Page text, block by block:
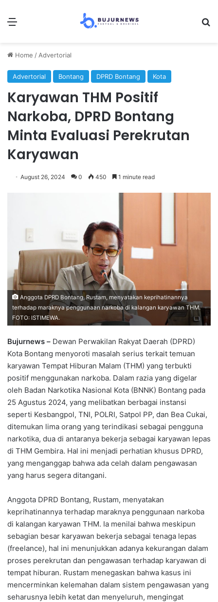
Menu
Home / Advertorial
Advertorial Bontang DPRD Bontang Kota
Karyawan THM Positif
Narkoba, DPRD Bontang
Minta Evaluasi Perekrutan
Karyawan
August 26, 2024 0 450 1 minute read
Anggota DPRD Bontang, Rustam, menyatakan keprihatinannya
terhadap maraknya penggunaan narkoba di kalangan karyawan THM.
FOTO: ISTIMEWA.
Bujurnews – Dewan Perwakilan Rakyat Daerah (DPRD)
Kota Bontang menyoroti masalah serius terkait temuan
karyawan Tempat Hiburan Malam (THM) yang terbukti
positif menggunakan narkoba. Dalam razia yang digelar
oleh Badan Narkotika Nasional Kota (BNNK) Bontang pada
25 Agustus 2024, yang melibatkan berbagai instansi
seperti Kesbangpol, TNI, POLRI, Satpol PP, dan Bea Cukai,
ditemukan lima orang yang terindikasi sebagai pengguna
narkotika, dua di antaranya bekerja sebagai karyawan lepas
di THM Gembira. Hal ini menjadi perhatian khusus DPRD,
yang menganggap bahwa ada celah dalam pengawasan
yang harus segera ditangani.
Anggota DPRD Bontang, Rustam, menyatakan
keprihatinannya terhadap maraknya penggunaan narkoba
di kalangan karyawan THM. Ia menilai bahwa meskipun
sebagian besar karyawan bekerja sebagai tenaga lepas
(freelance), hal ini menunjukkan adanya kekurangan dalam
proses perekrutan dan pengawasan terhadap karyawan di
tempat hiburan. Rustam menegaskan bahwa kasus ini
mencerminkan kelemahan dalam sistem pengawasan yang
seharusnya lebih ketat dan menyeluruh, mengingat